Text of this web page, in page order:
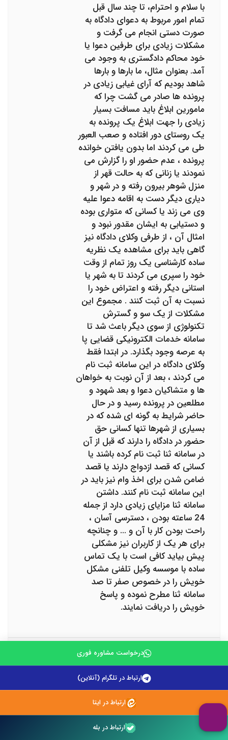
با سلام و احترام، تا چند سال قبل
تمام امور مربوط به دعوای دادگاه به
صورت دستی انجام می گرفت و
مشکلات زیادی برای طرفین دعوا یا
خود محاکم دادگستری به وجود می
آمد. بعنوان مثال، ما بارها و بارها
شاهد بودیم که آرای غیابی زیادی در
پرونده ها صادر می گشت چرا که
مامورین ابلاغ باید مسافت بسیار
زیادی را جهت ابلاغ یک پرونده به
یک روستای دور افتاده و صعب العبور
طی می کردند اما بدون یافتن خوانده
پرونده ، عدم حضور او را گزارش می
نمودند یا زنانی که به حالت قهر از
منزل شوهر بیرون رفته و در شهر و
دیاری دیگر دست به اقامه دعوا علیه
وی می زند یا کسانی که متواری بوده
و دستیابی به ایشان مقدور نبود و
امثال آن ، از طرفی وکلای دادگاه نیز
گاهی باید برای مشاهده یک نظریه
ساده کارشناسی یک روز تمام از وقت
خود را سپری می کردند تا به شهر یا
استانی دیگر رفته و اعتراض خود را
نسبت به آن ثبت کنند . مجموع این
مشکلات از یک سو و گسترش
تکنولوژی از سوی دیگر باعث شد تا
سامانه خدمات الکترونیکی قضایی پا
به عرصه وجود بگذارد. در ابتدا فقط
وکلای دادگاه در این سامانه ثبت نام
می کردند ، بعد از آن نوبت به خواهان
ها و متشاکیان دعوا و بعد شهود و
مطلعین در پرونده رسید و در حال
حاضر شرایط به گونه ای شده که در
بسیاری از شهرها تنها کسانی حق
حضور در دادگاه را دارند که قبل از آن
در سامانه ثنا ثبت نام کرده باشند یا
کسانی که قصد ازدواج دارند یا قصد
ضامن شدن برای اخذ وام نیز باید در
این سامانه ثبت نام کنند. داشتن
سامانه ثنا مزایای زیادی دارد از جمله
24 ساعته بودن ، دسترسی آسان ،
راحت بودن کار با آن و ... و چنانچه
برای هر یک از کاربران نیز مشکلی
پیش بیاید کافی است با یک تماس
ساده با موسسه وکیل تلفنی مشکل
خویش را در خصوص صفر تا صد
سامانه ثنا مطرح نموده و پاسخ
خویش را دریافت نمایند.
علیرضا محمدی
سلام وقت بخیر مقاله مفیدی بود و از
مطالعه اون بسیار بهره بردم امروز
مشاوره تلفنی داشتم که بسیار برام
روشنگر بود و کمک کرد خیالم از بابت
مشکل و نگرانی زیادی که داشتم
آسوده شود. خدا به شما خیر دنیا و
درخواست مشاوره فوری
ارتباط در تلگرام (آنلاین)
ارتباط در ایتا
ارتباط در بله